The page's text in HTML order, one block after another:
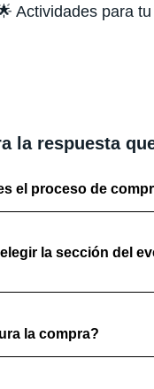
Actividades para
la respuesta
el proceso de
la sección del
la compra?